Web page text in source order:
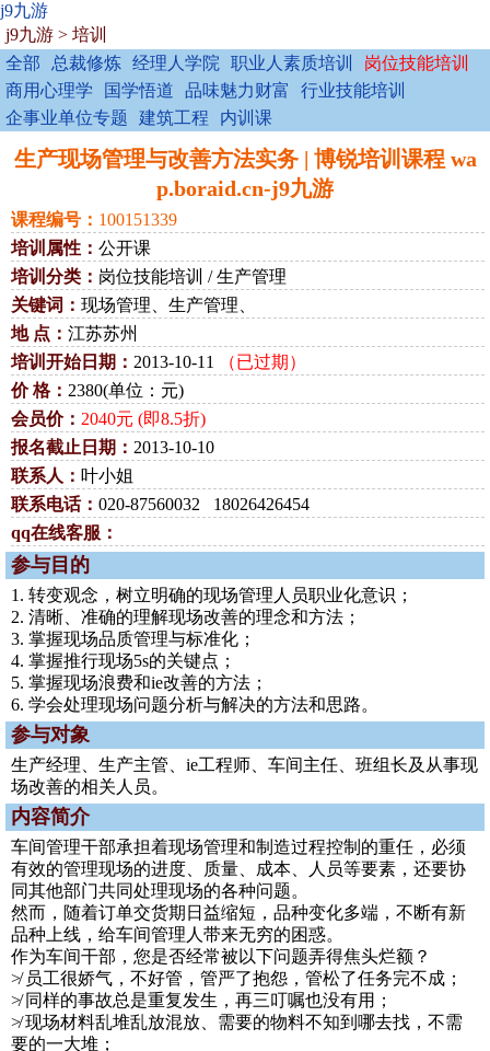
j9九游
j9九游 > 培训
全部
总裁修炼 经理人学院 职业人素质培训
岗位技能培训
商用心理学
国学悟道 品味魅力财富
行业技能培训
企事业单位专题
建筑工程 内训课
生产现场管理与改善方法实务 | 博锐培训课程 wa
p.boraid.cn-j9九游
课程编号： 100151339
培训属性： 公开课
培训分类： 岗位技能培训 / 生产管理
关键词： 现场管理、生产管理、
地 点： 江苏苏州
培训开始日期： 2013-10-11
（已过期）
价 格： 2380(单位：元)
会员价： 2040元 (即8.5折)
报名截止日期： 2013-10-10
联系人： 叶小姐
联系电话： 020-87560032 18026426454
qq在线客服：
参与目的
1. 转变观念，树立明确的现场管理人员职业化意识；
2. 清晰、准确的理解现场改善的理念和方法；
3. 掌握现场品质管理与标准化；
4. 掌握推行现场5s的关键点；
5. 掌握现场浪费和ie改善的方法；
6. 学会处理现场问题分析与解决的方法和思路。
参与对象
生产经理、生产主管、ie工程师、车间主任、班组长及从事现
场改善的相关人员。
内容简介
车间管理干部承担着现场管理和制造过程控制的重任，必须
有效的管理现场的进度、质量、成本、人员等要素，还要协
同其他部门共同处理现场的各种问题。
然而，随着订单交货期日益缩短，品种变化多端，不断有新
品种上线，给车间管理人带来无穷的困惑。
作为车间干部，您是否经常被以下问题弄得焦头烂额？
≯ 员工很娇气，不好管，管严了抱怨，管松了任务完不成；
≯ 同样的事故总是重复发生，再三叮嘱也没有用；
≯ 现场材料乱堆乱放混放、需要的物料不知到哪去找，不需
要的一大堆；